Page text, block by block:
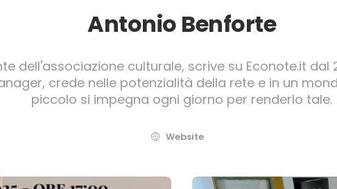
Antonio Benforte
dell'associazione culturale, scrive su Econote.it dal
crede nelle potenzialità della rete e in un
piccolo si impegna ogni giorno per renderlo tale.
Website